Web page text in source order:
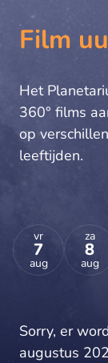
Film
Het
360° films
op
leeftijden.
vr
7
aug
za
8
aug
Sorry, er
augustus